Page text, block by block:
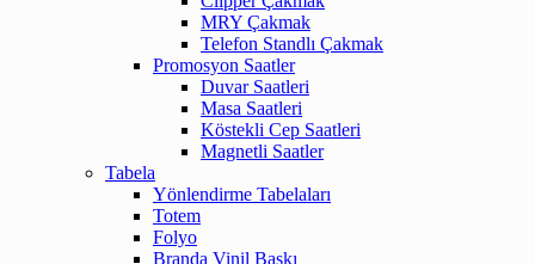
MRY Çakmak
Telefon Standlı Çakmak
Promosyon Saatler
Duvar Saatleri
Masa Saatleri
Köstekli Cep Saatleri
Magnetli Saatler
Tabela
Yönlendirme Tabelaları
Totem
Folyo
Branda Vinil Baskı